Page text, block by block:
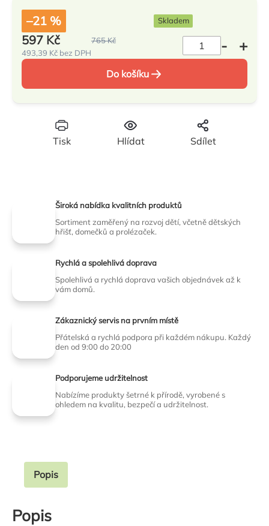
Tisk Hlídat Sdílet
–21 % Skladem
765 Kč
597 Kč
493,39 Kč bez DPH
cena:Do košíku
Široká nabídka kvalitních produktů
Sortiment zaměřený na rozvoj dětí, včetně dětských
hřišť, domečků a prolézaček.
Rychlá a spolehlivá doprava
Spolehlivá a rychlá doprava vašich objednávek až k
vám domů.
Zákaznický servis na prvním místě
Přátelská a rychlá podpora při každém nákupu. Každý
den od 9:00 do 20:00
Podporujeme udržitelnost
Nabízíme produkty šetrné k přírodě, vyrobené s
ohledem na kvalitu, bezpečí a udržitelnost.
Popis
Popis